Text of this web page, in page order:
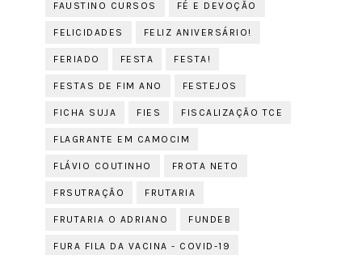
FAUSTINO CURSOS FÉ E DEVOÇÃO
FELICIDADES FELIZ ANIVERSÁRIO!
FERIADO FESTA FESTA!
FESTAS DE FIM ANO FESTEJOS
FICHA SUJA FIES FISCALIZAÇÃO TCE
FLAGRANTE EM CAMOCIM
FLÁVIO COUTINHO FROTA NETO
FRSUTRAÇÃO FRUTARIA
FRUTARIA O ADRIANO FUNDEB
FURA FILA DA VACINA - COVID-19